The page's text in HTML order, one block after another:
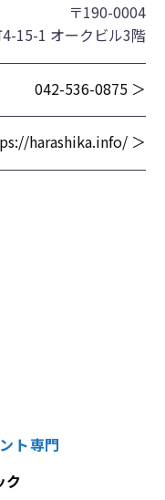
〒190-0004
15-1 オークビル3階
042-536-0875 ＞
harashika.info/ ＞
ト専門
ク